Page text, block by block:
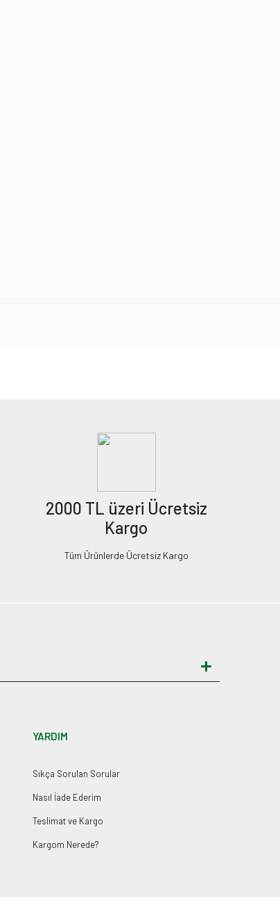
2000 TL üzeri Ücretsiz
Kargo
Tüm Ürünlerde Ücretsiz Kargo
YARDIM
Sıkça Sorulan Sorular
Nasıl İade Ederim
Teslimat ve Kargo
Kargom Nerede?